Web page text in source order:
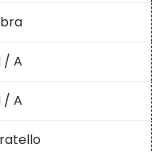
/ A
/ A